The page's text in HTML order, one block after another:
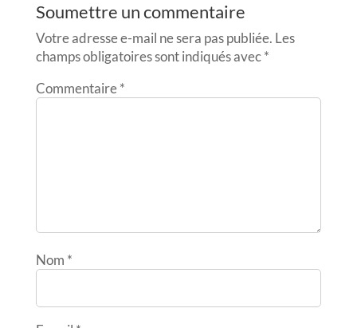
Soumettre un commentaire
Votre adresse e-mail ne sera pas publiée. Les
champs obligatoires sont indiqués avec*
Commentaire*
Nom *